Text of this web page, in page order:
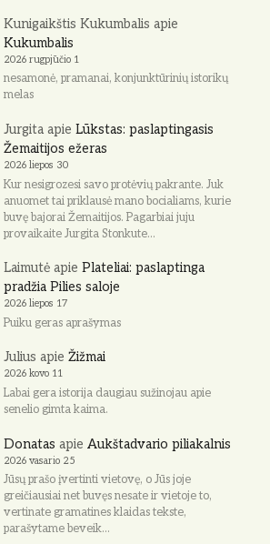
Kunigaikštis Kukumbalis apie
Kukumbalis
2026 rugpjūčio 1
nesamonė, pramanai, konjunktūrinių istorikų
melas
Jurgitaapie Lūkstas: paslaptingasis
Žemaitijos ežeras
2026 liepos 30
Kur nesigrozesi savo protėvių pakrante. Juk
anuomet tai priklausė mano bocialiams, kurie
buvę bajorai Žemaitijos. Pagarbiai juju
provaikaite Jurgita Stonkute…
Laimutėapie Plateliai: paslaptinga
pradžia Pilies saloje
2026 liepos 17
Puiku geras aprašymas
Julius apie Žižmai
2026 kovo 11
Labai gera istorija daugiau sužinojau apie
senelio gimta kaima.
Donatas apie Aukštadvario piliakalnis
2026 vasario 25
Jūsų prašo įvertinti vietovę, o Jūs joje
greičiausiai net buvęs nesate ir vietoje to,
vertinate gramatines klaidas tekste,
parašytame beveik…